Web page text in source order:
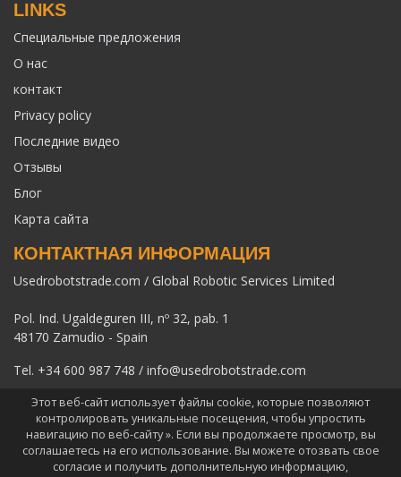
LINKS
Специальные предложения
О нас
контакт
Privacy policy
Последние видео
Отзывы
Блог
Карта сайта
КОНТАКТНАЯ ИНФОРМАЦИЯ
Usedrobotstrade.com / Global Robotic Services Limited
Pol. Ind. Ugaldeguren III, nº 32, pab. 1
48170 Zamudio - Spain
Tel. +34 600 987 748 / info@usedrobotstrade.com
COPYRIGHT 2026 © USEDROBOTSTRADE.COM. ВСЕ ПРАВА
Этот веб-сайт использует файлы cookie, которые позволяют
контролировать уникальные посещения, чтобы упростить
навигацию по веб-сайту ». Если вы продолжаете просмотр, вы
соглашаетесь на его использование. Вы можете отозвать свое
согласие и получить дополнительную информацию,